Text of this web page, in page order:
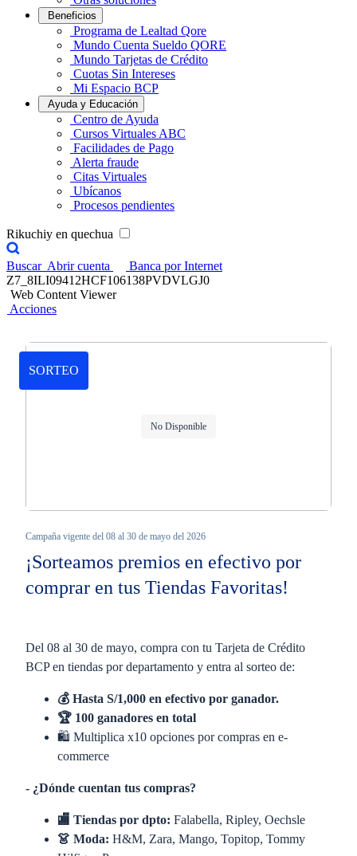
Beneficios
Programa de Lealtad Qore
Mundo Cuenta Sueldo QORE
Mundo Tarjetas de Crédito
Cuotas Sin Intereses
Mi Espacio BCP
Ayuda y Educación
Centro de Ayuda
Cursos Virtuales ABC
Facilidades de Pago
Alerta fraude
Citas Virtuales
Ubícanos
Procesos pendientes
Rikuchiy en quechua
Buscar Abrir cuenta
Banca por Internet
Z7_8ILI09412HCF106138PVDVLGJ0
Web Content Viewer
Acciones
SORTEO
No Disponible
Campaña vigente del 08 al 30 de mayo del 2026
¡Sorteamos premios en efectivo por
comprar en tus Tiendas Favoritas!
Del 08 al 30 de mayo, compra con tu Tarjeta de Crédito
BCP en tiendas por departamento y entra al sorteo de:
💰 Hasta S/1,000 en efectivo por ganador.
🏆 100 ganadores en total
🛍️ Multiplica x10 opciones por compras en e-
commerce
- ¿Dónde cuentan tus compras?
🏬 Tiendas por dpto: Falabella, Ripley, Oechsle
👗 Moda: H&M, Zara, Mango, Topitop, Tommy